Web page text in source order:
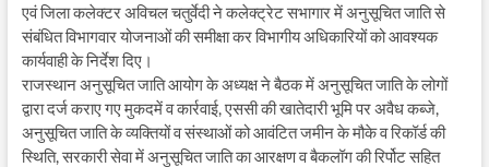
एवं जिला कलेक्टर अविचल चतुर्वेदी ने कलेक्ट्रेट सभागार में अनुसूचित जाति से
संबंधित विभागवार योजनाओं की समीक्षा कर विभागीय अधिकारियों को आवश्यक
कार्यवाही के निर्देश दिए।
राजस्थान अनुसूचित जाति आयोग के अध्यक्ष ने बैठक में अनुसूचित जाति के लोगों
द्वारा दर्ज कराए गए मुकदमें व कार्रवाई, एससी की खातेदारी भूमि पर अवैध कब्जे,
अनुसूचित जाति के व्यक्तियों व संस्थाओं को आवंटित जमीन के मौके व रिकॉर्ड की
स्थिति, सरकारी सेवा में अनुसूचित जाति का आरक्षण व बैकलॉग की रिर्पोट सहित